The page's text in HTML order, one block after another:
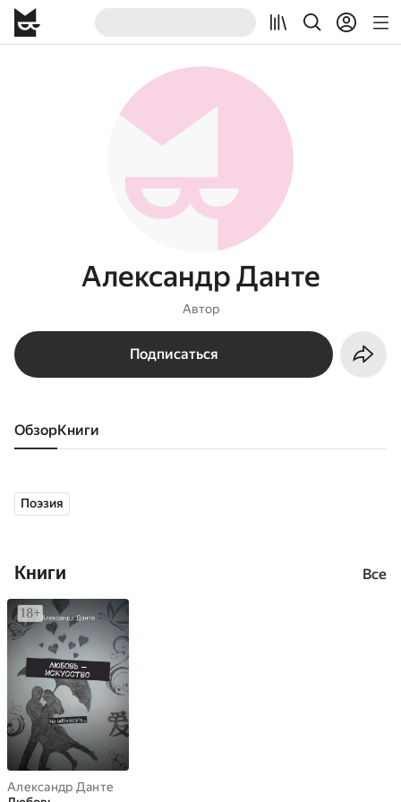
Александр Данте
Автор
Подписаться
Обзор книги
Поэзия
Книги Все
Александр Данте